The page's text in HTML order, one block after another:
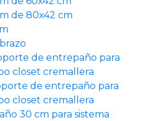
de 80x42 cm
de entrepaño para
closet cremallera
de entrepaño para
closet cremallera
30 cm para sistema